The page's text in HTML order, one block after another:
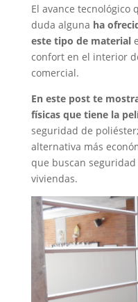
El avance tecnológico
duda alguna ha
este tipo de material
confort en el interior
comercial.
En este post te
físicas que tiene la
seguridad de
alternativa más
que buscan
viviendas.